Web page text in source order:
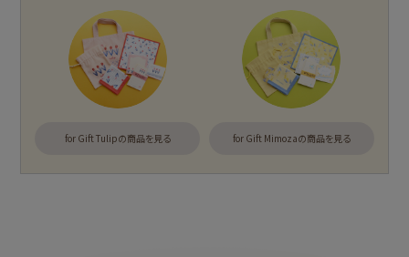
ニコイチmemo
チョキチョキペーパ
ー
for Gift Tulipの商品を見る for Gift Mimozaの商品を見る